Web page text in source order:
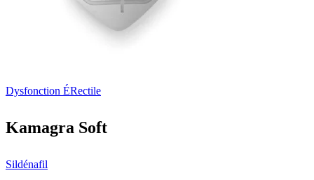
Dysfonction ÉRectile
Kamagra Soft
Sildénafil